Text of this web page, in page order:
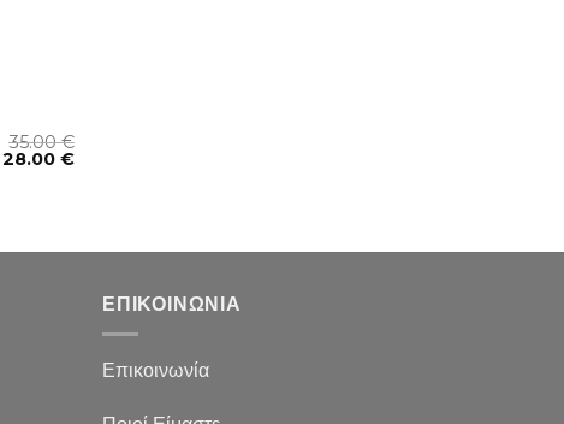
35.00€
28.00 €
ΕΠΙΚΟΙΝΩΝΙΑ
Επικοινωνία